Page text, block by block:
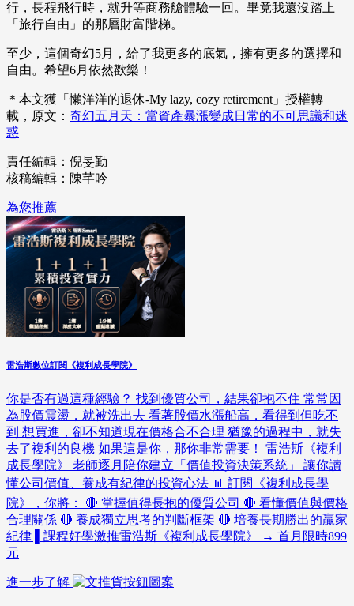
行，長程飛行時，就升等商務艙體驗一回。畢竟我還沒踏上
「旅行自由」的那層財富階梯。
至少，這個奇幻5月，給了我更多的底氣，擁有更多的選擇和
自由。希望6月依然歡樂！
＊本文獲「懶洋洋的退休-My lazy, cozy retirement」授權轉
載，原文： 奇幻五月天：當資產暴漲變成日常的不可思議和迷
惑
責任編輯：倪旻勤
核稿編輯：陳芊吟
為您推薦
雷浩斯數位訂閱《複利成長學院》
你是否有過這種經驗？ 找到優質公司，結果卻抱不住 常常因
為股價震盪，就被洗出去 看著股價水漲船高，看得到但吃不
到 想買進，卻不知道現在價格合不合理 猶豫的過程中，就失
去了複利的良機 如果這是你，那你非常需要！ 雷浩斯《複利
成長學院》 老師逐月陪你建立「價值投資決策系統」 讓你讀
懂公司價值、養成有紀律的投資心法 📊 訂閱《複利成長學
院》，你將： 🔴 掌握值得長抱的優質公司 🔴 看懂價值與價格
合理關係 🔴 養成獨立思考的判斷框架 🔴 培養長期勝出的贏家
紀律 ▌課程好學激推雷浩斯《複利成長學院》 → 首月限時899
元
進一步了解